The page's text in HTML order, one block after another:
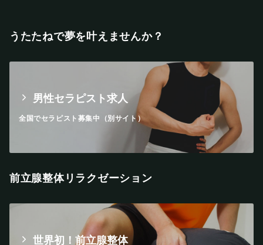
うたたねで夢を叶えませんか？
男性セラピスト求人
全国でセラピスト募集中（別サイト）
前立腺整体リラクゼーション
世界初！前立腺整体